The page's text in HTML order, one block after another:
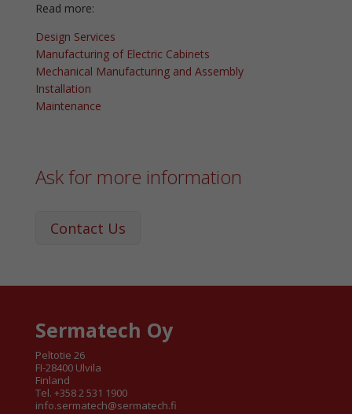
Read more:
Design Services
Manufacturing of Electric Cabinets
Mechanical Manufacturing and Assembly
Installation
Maintenance
Ask for more information
Contact Us
Sermatech Oy
Peltotie 26
FI-28400 Ulvila
Finland
Tel. +358 2 531 1900
info.sermatech@sermatech.fi